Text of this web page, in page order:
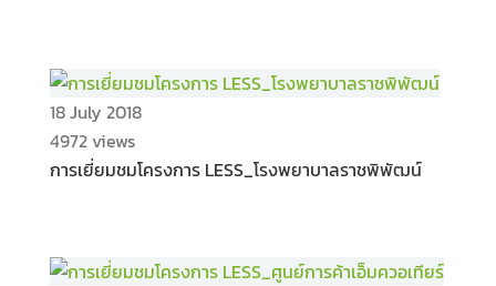
18 July 2018
4972 views
การเยี่ยมชมโครงการ LESS_โรงพยาบาลราชพิพัฒน์